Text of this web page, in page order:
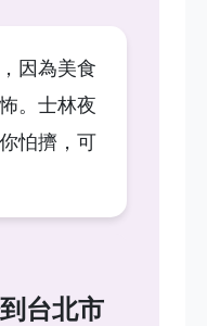
因為美食
。士林夜
怕擠，可
台北市